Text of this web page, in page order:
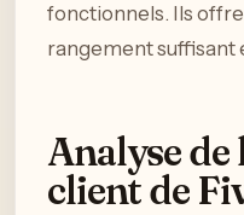
fonctionnels. Ils
rangement suffisant
Analyse
client de